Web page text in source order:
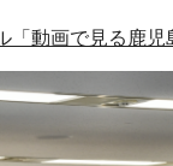
「動画で見る鹿児